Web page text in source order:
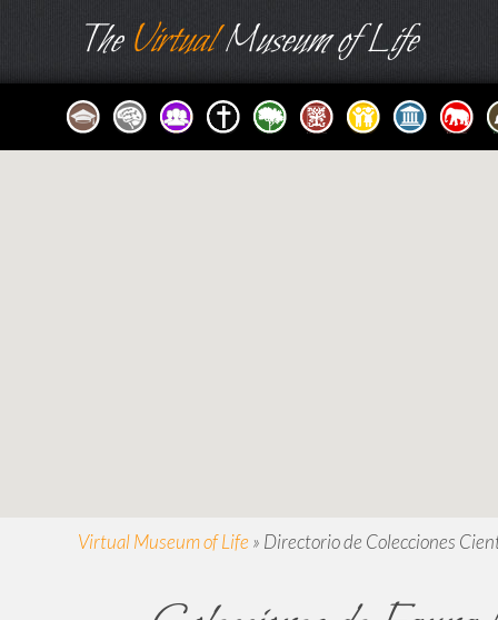
TheVirtualMuseum of Life
Virtual Museum of Life » Directorio de Colecciones